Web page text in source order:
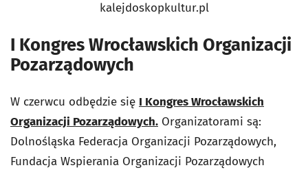
kalejdoskopkultur.pl
I Kongres Wrocławskich Organizacji
Pozarządowych
W czerwcu odbędzie się I Kongres Wrocławskich
Organizacji Pozarządowych. Organizatorami są:
Dolnośląska Federacja Organizacji Pozarządowych,
Fundacja Wspierania Organizacji Pozarządowych